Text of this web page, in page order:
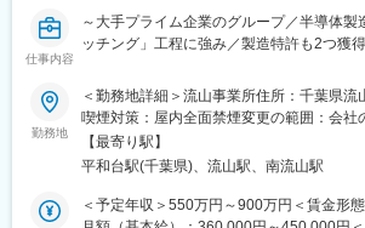
他産業分野におけるプラズマCVD装置、ス
着装置などの電気設計及びPLCソフトウェ
構の設計や、クリーンルーム対応装置の設
・半導体／FPD製造装置の経験：半導体ま
置メーカーでの設計経験（真空プロセス関
変更の範囲：会社の指示する業務
仕事内容
～大手プライム企業のグループ／半導体製
ッチング」工程に強み／製造特許も2つ獲
■業務概要：
半導体材料/デバイスやFPD製造におけるド
ラズマCVD装置、スパッタリング装置、蒸
装置）の機械設計全般を担当していただき
■業務詳細：
当社の製品は基本的にオーダーメイドであ
勤務地
＜勤務地詳細＞流山事業所住所：千葉県
喫煙対策：屋内全面禁煙変更の範囲：会社
【最寄り駅】
平和台駅(千葉県)、流山駅、南流山駅
＜予定年収＞550万円～900万円＜賃金形